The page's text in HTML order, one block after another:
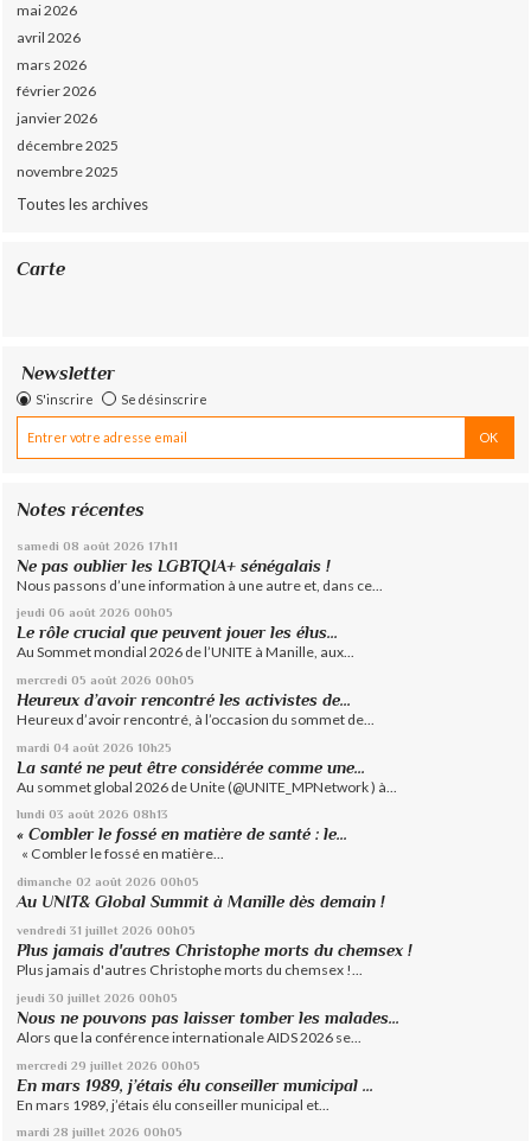
mai 2026
avril 2026
mars 2026
février 2026
janvier 2026
décembre 2025
novembre 2025
Toutes les archives
Carte
Newsletter
S'inscrire Se désinscrire
Notes récentes
samedi 08 août 2026 17h11
Ne pas oublier les LGBTQIA+ sénégalais !
Nous passons d’une information à une autre et, dans ce...
jeudi 06 août 2026 00h05
Le rôle crucial que peuvent jouer les élus...
Au Sommet mondial 2026 de l’UNITE à Manille, aux...
mercredi 05 août 2026 00h05
Heureux d’avoir rencontré les activistes de...
Heureux d’avoir rencontré, à l’occasion du sommet de...
mardi 04 août 2026 10h25
La santé ne peut être considérée comme une...
Au sommet global 2026 de Unite (@UNITE_MPNetwork ) à...
lundi 03 août 2026 08h13
« Combler le fossé en matière de santé : le...
« Combler le fossé en matière...
dimanche 02 août 2026 00h05
Au UNIT& Global Summit à Manille dès demain !
vendredi 31 juillet 2026 00h05
Plus jamais d'autres Christophe morts du chemsex !
Plus jamais d'autres Christophe morts du chemsex !...
jeudi 30 juillet 2026 00h05
Nous ne pouvons pas laisser tomber les malades...
Alors que la conférence internationale AIDS 2026 se...
mercredi 29 juillet 2026 00h05
En mars 1989, j’étais élu conseiller municipal ...
En mars 1989, j’étais élu conseiller municipal et...
mardi 28 juillet 2026 00h05